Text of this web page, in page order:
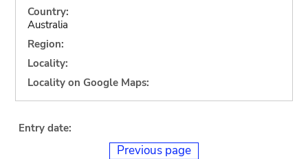
Country:
Australia
Region:
Locality:
Locality on Google Maps:
Entry date:
Previous page